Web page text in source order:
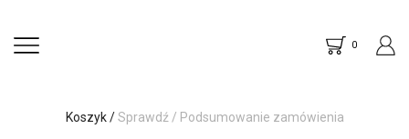
0
Koszyk / Sprawdź / Podsumowanie zamówienia